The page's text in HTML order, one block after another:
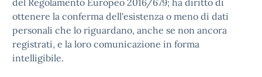
del Regolamento Europeo 2016/679; ha diritto di
ottenere la conferma dell'esistenza o meno di dati
personali che lo riguardano, anche se non ancora
registrati, e la loro comunicazione in forma
intelligibile.